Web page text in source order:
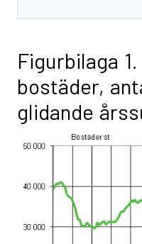
Figurbilaga
bostäder,
glidande